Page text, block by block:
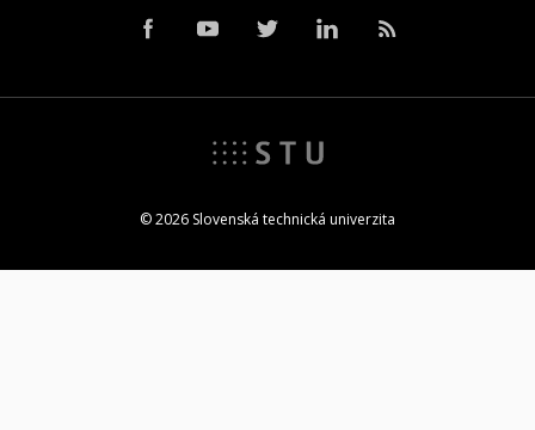
© 2026 Slovenská technická univerzita